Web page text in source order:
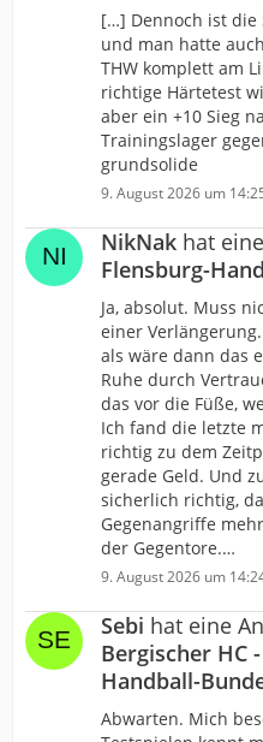
[…] Dennoch ist
und man hatte
THW komplett am
richtige Härtetest
aber ein +10 Sieg
Trainingslager
grundsolide
9. August 2026 um
NikNak hat
Flensburg-
Ja, absolut. Muss
einer
als wäre dann das
Ruhe durch
das vor die Füße,
Ich fand die letzte
richtig zu dem
gerade Geld. Und
sicherlich richtig,
Gegenangriffe
der Gegentore.…
9. August 2026 um
Sebi hat eine
Bergischer HC
Handball-
Abwarten. Mich